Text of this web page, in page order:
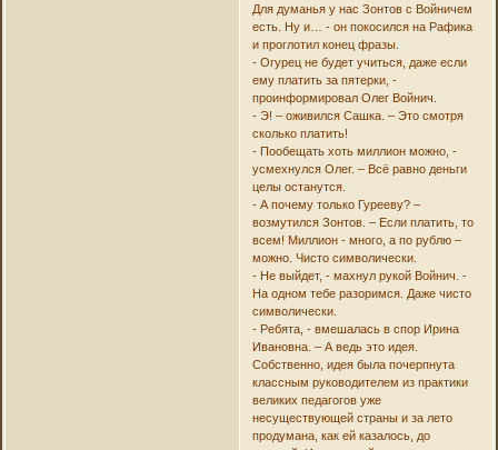
Для думанья у нас Зонтов с Войничем
есть. Ну и… - он покосился на Рафика
и проглотил конец фразы.
- Огурец не будет учиться, даже если
ему платить за пятерки, -
проинформировал Олег Войнич.
- Э! – оживился Сашка. – Это смотря
сколько платить!
- Пообещать хоть миллион можно, -
усмехнулся Олег. – Всё равно деньги
целы останутся.
- А почему только Гурееву? –
возмутился Зонтов. – Если платить, то
всем! Миллион - много, а по рублю –
можно. Чисто символически.
- Не выйдет, - махнул рукой Войнич. -
На одном тебе разоримся. Даже чисто
символически.
- Ребята, - вмешалась в спор Ирина
Ивановна. – А ведь это идея.
Собственно, идея была почерпнута
классным руководителем из практики
великих педагогов уже
несуществующей страны и за лето
продумана, как ей казалось, до